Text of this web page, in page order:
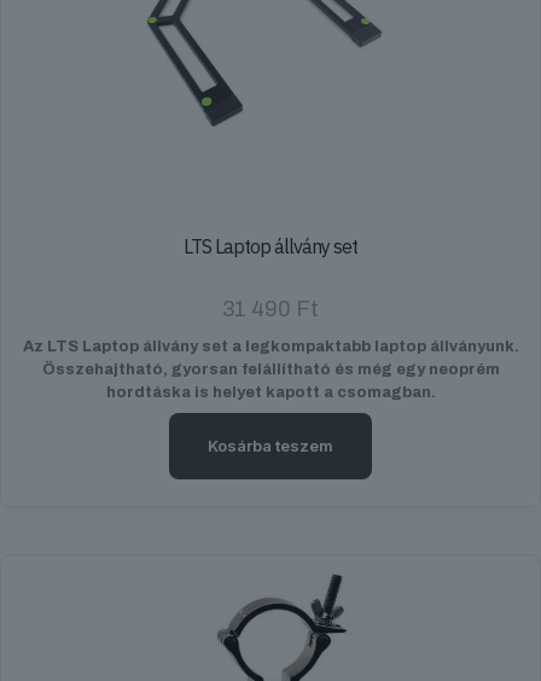
LTS Laptop állvány set
31 490 Ft
Az LTS Laptop állvány set a legkompaktabb laptop állványunk.
Összehajtható, gyorsan felállítható és még egy neoprém
hordtáska is helyet kapott a csomagban.
Kosárba teszem